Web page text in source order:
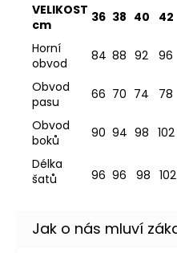
VELIKOST
cm
36 38 40 42
Horní
obvod
84 88 92 96
Obvod
pasu
66 70 74 78
Obvod
boků
90 94 98 102
Délka
šatů
96 96 98 102